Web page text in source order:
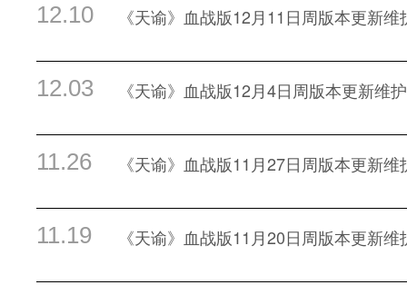
12.10 《天谕》血战版12月11日周版本更新
12.03 《天谕》血战版12月4日周版本更新维
11.26 《天谕》血战版11月27日周版本更新
11.19 《天谕》血战版11月20日周版本更新